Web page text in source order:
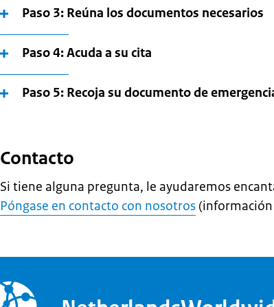
Paso 3: Reúna los documentos necesarios
Paso 4: Acuda a su cita
Paso 5: Recoja su documento de
Contacto
Si tiene alguna pregunta, le ayudaremos
Póngase en contacto con nosotros